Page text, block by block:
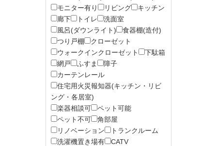
モニター有り
リビング
キッチン
廊下
トイレ
洗面室
風呂(ダウンライト)
食器棚(造付)
つり戸棚
クローゼット
ウォークインクローゼット
下駄箱
網戸
ふすま
障子
カーテンレール
住宅用火災報知器(キッチン・リビ
ング・各居室)
楽器相談可
ペット可能
ペット不可
角部屋
リノベーション
トランクルーム
洗濯機置き場有
CATV